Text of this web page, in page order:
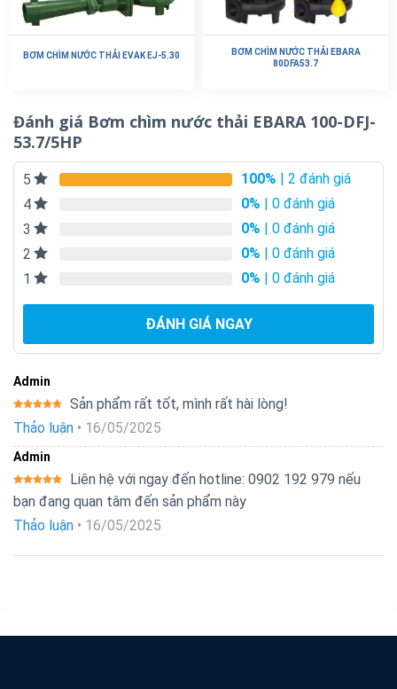
BƠM CHÌM NƯỚC THẢI EVAK EJ-5.30
BƠM CHÌM NƯỚC THẢI EBARA
80DFA53.7
Đánh giá Bơm chìm nước thải EBARA 100-DFJ-
53.7/5HP
5 100% | 2 đánh giá
4
0% | 0 đánh giá
3
0% | 0 đánh giá
2
0% | 0 đánh giá
1
0% | 0 đánh giá
ĐÁNH GIÁ NGAY
Admin
Được xếp
hạng5
Sản phẩm rất tốt, mình rất hài lòng!
Thảo luận • 16/05/2025
Admin
Được xếp
hạng 5 5
Liên hệ với ngay đến hotline: 0902 192 979 nếu
bạn đang quan tâm đến sản phẩm này
Thảo luận • 16/05/2025